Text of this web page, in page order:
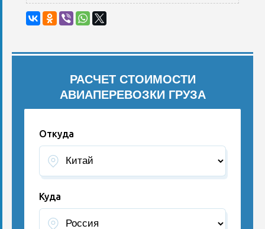
РАСЧЕТ СТОИМОСТИ
АВИАПЕРЕВОЗКИ ГРУЗА
Откуда
Куда